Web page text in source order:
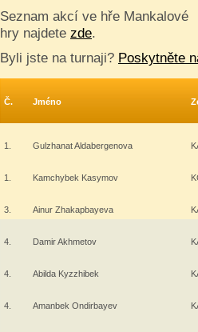
Seznam akcí ve hře Mankalové
hry najdete zde.
Byli jste na turnaji? Poskytněte
Č. Jméno
1. Gulzhanat Aldabergenova
1. Kamchybek Kasymov
3. Ainur Zhakapbayeva
4. Damir Akhmetov
4. Abilda Kyzzhibek
4. Amanbek Ondirbayev